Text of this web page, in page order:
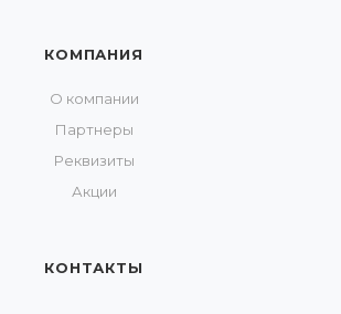
КОМПАНИЯ
О компании
Партнеры
Реквизиты
Акции
КОНТАКТЫ